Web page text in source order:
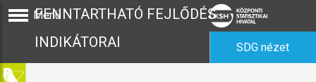
Menü
FENNTARTHATÓ FEJLŐDÉS
INDIKÁTORAI
SDG nézet